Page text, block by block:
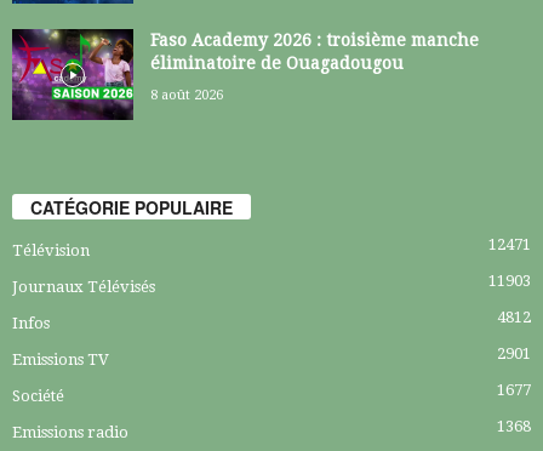
Faso Academy 2026 : troisième manche
éliminatoire de Ouagadougou
8 août 2026
CATÉGORIE POPULAIRE
Télévision 12471
Journaux Télévisés 11903
Infos 4812
Emissions TV 2901
Société 1677
Emissions radio 1368